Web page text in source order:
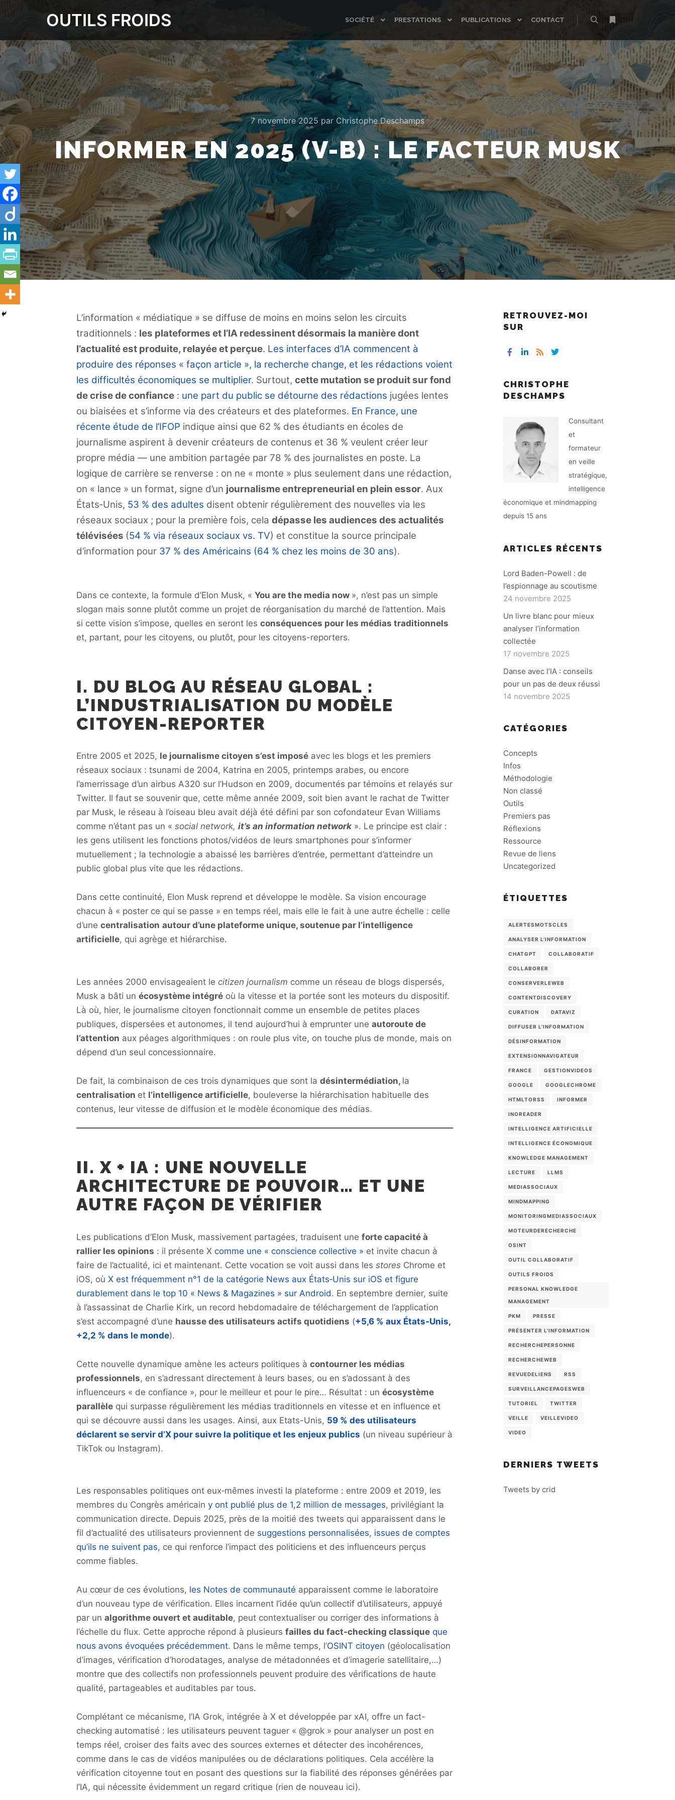
OUTILS FROIDS SOCIÉTÉ PRESTATIONS PUBLICATIONS
CONTACT
7 novembre 2025 par Christophe Deschamps
INFORMER EN 2025 (V-B) : LE FACTEUR MUSK
L’information « médiatique » se diffuse de moins en moins selon les circuits
traditionnels : les plateformes et l’IA redessinent désormais la manière dont
l’actualité est produite, relayée et perçue. Les interfaces d’IA commencent à
produire des réponses « façon article », la recherche change, et les rédactions voient
les difficultés économiques se multiplier. Surtout, cette mutation se produit sur fond
de crise de confiance : une part du public se détourne des rédactions jugées lentes
ou biaisées et s’informe via des créateurs et des plateformes. En France, une
récente étude de l’IFOP indique ainsi que 62 % des étudiants en écoles de
journalisme aspirent à devenir créateurs de contenus et 36 % veulent créer leur
propre média — une ambition partagée par 78 % des journalistes en poste. La
logique de carrière se renverse : on ne « monte » plus seulement dans une rédaction,
on « lance » un format, signe d’un journalisme entrepreneurial en plein essor. Aux
États‑Unis, 53 % des adultes disent obtenir régulièrement des nouvelles via les
réseaux sociaux ; pour la première fois, cela dépasse les audiences des actualités
télévisées (54 % via réseaux sociaux vs. TV) et constitue la source principale
d’information pour 37 % des Américains (64 % chez les moins de 30 ans).
Dans ce contexte, la formule d’Elon Musk, « You are the media now », n’est pas un simple
slogan mais sonne plutôt comme un projet de réorganisation du marché de l’attention. Mais
si cette vision s’impose, quelles en seront les conséquences pour les médias traditionnels
et, partant, pour les citoyens, ou plutôt, pour les citoyens-reporters.
I. DU BLOG AU RÉSEAU GLOBAL :
L’INDUSTRIALISATION DU MODÈLE
CITOYEN-REPORTER
Entre 2005 et 2025, le journalisme citoyen s’est imposé avec les blogs et les premiers
réseaux sociaux : tsunami de 2004, Katrina en 2005, printemps arabes, ou encore
l’amerrissage d’un airbus A320 sur l’Hudson en 2009, documentés par témoins et relayés sur
Twitter. Il faut se souvenir que, cette même année 2009, soit bien avant le rachat de Twitter
par Musk, le réseau à l’oiseau bleu avait déjà été défini par son cofondateur Evan Williams
comme n’étant pas un « social network, it’s an information network ». Le principe est clair :
les gens utilisent les fonctions photos/vidéos de leurs smartphones pour s’informer
mutuellement ; la technologie a abaissé les barrières d’entrée, permettant d’atteindre un
public global plus vite que les rédactions.
Dans cette continuité, Elon Musk reprend et développe le modèle. Sa vision encourage
chacun à « poster ce qui se passe » en temps réel, mais elle le fait à une autre échelle : celle
d’une centralisation autour d’une plateforme unique, soutenue par l’intelligence
artificielle, qui agrège et hiérarchise.
Les années 2000 envisageaient le citizen journalism comme un réseau de blogs dispersés,
Musk a bâti un écosystème intégré où la vitesse et la portée sont les moteurs du dispositif.
Là où, hier, le journalisme citoyen fonctionnait comme un ensemble de petites places
publiques, dispersées et autonomes, il tend aujourd’hui à emprunter une autoroute de
l’attention aux péages algorithmiques : on roule plus vite, on touche plus de monde, mais on
dépend d’un seul concessionnaire.
De fait, la combinaison de ces trois dynamiques que sont la désintermédiation, la
centralisation et l’intelligence artificielle, bouleverse la hiérarchisation habituelle des
contenus, leur vitesse de diffusion et le modèle économique des médias.
II. X + IA : UNE NOUVELLE
ARCHITECTURE DE POUVOIR… ET UNE
AUTRE FAÇON DE VÉRIFIER
Les publications d’Elon Musk, massivement partagées, traduisent une forte capacité à
rallier les opinions : il présente X comme une « conscience collective » et invite chacun à
faire de l’actualité, ici et maintenant. Cette vocation se voit aussi dans les stores Chrome et
iOS, où X est fréquemment n°1 de la catégorie News aux États‑Unis sur iOS et figure
durablement dans le top 10 « News & Magazines » sur Android. En septembre dernier, suite
à l’assassinat de Charlie Kirk, un record hebdomadaire de téléchargement de l’application
s’est accompagné d’une hausse des utilisateurs actifs quotidiens (+5,6 % aux États‑Unis,
+2,2 % dans le monde).
Cette nouvelle dynamique amène les acteurs politiques à contourner les médias
professionnels, en s’adressant directement à leurs bases, ou en s’adossant à des
influenceurs « de confiance », pour le meilleur et pour le pire… Résultat : un écosystème
parallèle qui surpasse régulièrement les médias traditionnels en vitesse et en influence et
qui se découvre aussi dans les usages. Ainsi, aux Etats-Unis, 59 % des utilisateurs
déclarent se servir d’X pour suivre la politique et les enjeux publics (un niveau supérieur à
TikTok ou Instagram).
Les responsables politiques ont eux‑mêmes investi la plateforme : entre 2009 et 2019, les
membres du Congrès américain y ont publié plus de 1,2 million de messages, privilégiant la
communication directe. Depuis 2025, près de la moitié des tweets qui apparaissent dans le
fil d’actualité des utilisateurs proviennent de suggestions personnalisées, issues de comptes
qu’ils ne suivent pas, ce qui renforce l’impact des politiciens et des influenceurs perçus
comme fiables.
Au cœur de ces évolutions, les Notes de communauté apparaissent comme le laboratoire
d’un nouveau type de vérification. Elles incarnent l’idée qu’un collectif d’utilisateurs, appuyé
par un algorithme ouvert et auditable, peut contextualiser ou corriger des informations à
l’échelle du flux. Cette approche répond à plusieurs failles du fact-checking classique que
nous avons évoquées précédemment. Dans le même temps, l’OSINT citoyen (géolocalisation
d’images, vérification d’horodatages, analyse de métadonnées et d’imagerie satellitaire,…)
montre que des collectifs non professionnels peuvent produire des vérifications de haute
qualité, partageables et auditables par tous.
Complétant ce mécanisme, l’IA Grok, intégrée à X et développée par xAI, offre un fact-
checking automatisé : les utilisateurs peuvent taguer « @grok » pour analyser un post en
temps réel, croiser des faits avec des sources externes et détecter des incohérences,
comme dans le cas de vidéos manipulées ou de déclarations politiques. Cela accélère la
vérification citoyenne tout en posant des questions sur la fiabilité des réponses générées par
l’IA, qui nécessite évidemment un regard critique (rien de nouveau ici).
RETROUVEZ-MOI
SUR
CHRISTOPHE
DESCHAMPS
Consultant
et
formateur
en veille
stratégique,
intelligence
économique et mindmapping
depuis 15 ans
ARTICLES RÉCENTS
Lord Baden-Powell : de
l’espionnage au scoutisme
24 novembre 2025
Un livre blanc pour mieux
analyser l’information
collectée
17 novembre 2025
Danse avec l’IA : conseils
pour un pas de deux réussi
14 novembre 2025
CATÉGORIES
Concepts
Infos
Méthodologie
Non classé
Outils
Premiers pas
Réflexions
Ressource
Revue de liens
Uncategorized
ÉTIQUETTES
ALERTESMOTSCLES
ANALYSER L'INFORMATION
CHATGPT COLLABORATIF
COLLABORER
CONSERVERLEWEB
CONTENTDISCOVERY
CURATION DATAVIZ
DIFFUSER L'INFORMATION
DÉSINFORMATION
EXTENSIONNAVIGATEUR
FRANCE GESTIONVIDEOS
GOOGLE GOOGLECHROME
HTMLTORSS INFORMER
INOREADER
INTELLIGENCE ARTIFICIELLE
INTELLIGENCE ÉCONOMIQUE
KNOWLEDGE MANAGEMENT
LECTURE LLMS
MEDIASSOCIAUX
MINDMAPPING
MONITORINGMEDIASSOCIAUX
MOTEURDERECHERCHE
OSINT
OUTIL COLLABORATIF
OUTILS FROIDS
PERSONAL KNOWLEDGE
MANAGEMENT
PKM PRESSE
PRÉSENTER L'INFORMATION
RECHERCHEPERSONNE
RECHERCHEWEB
REVUEDELIENS RSS
SURVEILLANCEPAGESWEB
TUTORIEL TWITTER
VEILLE VEILLEVIDEO
VIDEO
DERNIERS TWEETS
Tweets by crid